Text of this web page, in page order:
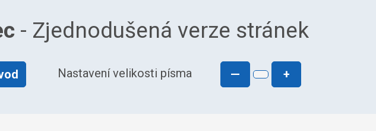
- Zjednodušená verze stránek
Nastavení velikosti písma — +